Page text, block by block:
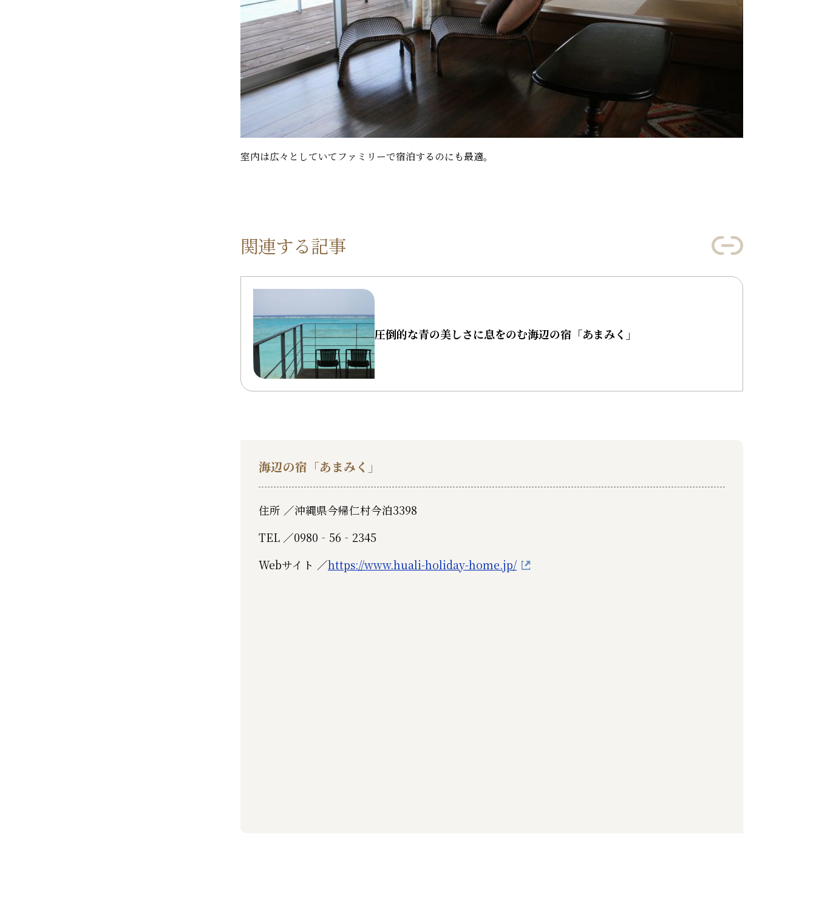
室内は広々としていてファミリーで宿泊するのにも最適。
関連する記事
圧倒的な青の美しさに息をのむ海辺の宿「あまみく」
海辺の宿「あまみく」
住所 ／沖縄県今帰仁村今泊3398
TEL ／0980‐56‐2345
Webサイト ／https://www.huali-holiday-home.jp/